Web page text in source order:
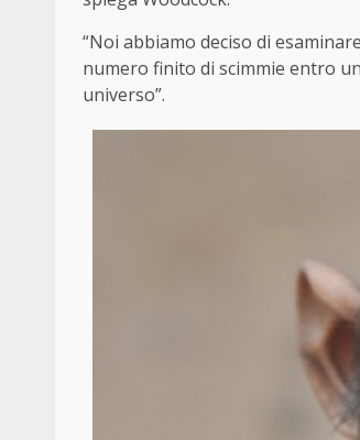
“Noi abbiamo deciso di
numero finito di scimmie entro
universo”.